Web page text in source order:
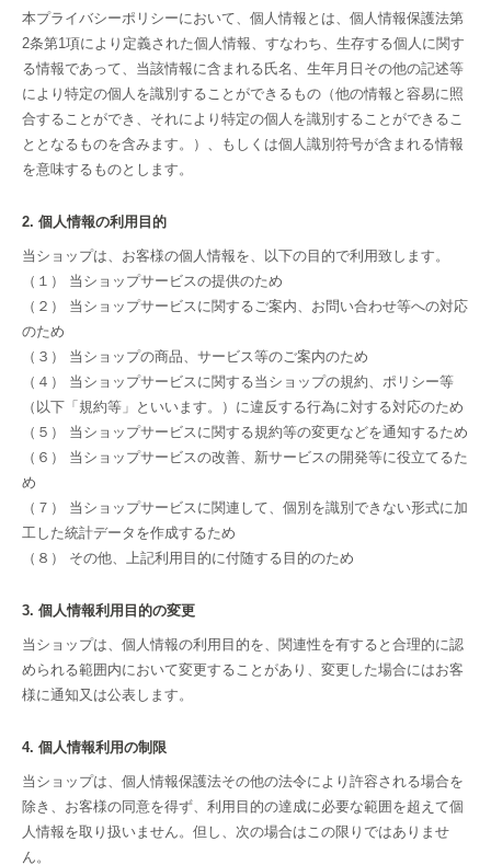
本プライバシーポリシーにおいて、個人情報とは、個人情報保護法第
2条第1項により定義された個人情報、すなわち、生存する個人に関す
る情報であって、当該情報に含まれる氏名、生年月日その他の記述等
により特定の個人を識別することができるもの（他の情報と容易に照
合することができ、それにより特定の個人を識別することができるこ
ととなるものを含みます。）、もしくは個人識別符号が含まれる情報
を意味するものとします。
2. 個人情報の利用目的
当ショップは、お客様の個人情報を、以下の目的で利用致します。
（１） 当ショップサービスの提供のため
（２） 当ショップサービスに関するご案内、お問い合わせ等への対応
のため
（３） 当ショップの商品、サービス等のご案内のため
（４） 当ショップサービスに関する当ショップの規約、ポリシー等
（以下「規約等」といいます。）に違反する行為に対する対応のため
（５） 当ショップサービスに関する規約等の変更などを通知するため
（６） 当ショップサービスの改善、新サービスの開発等に役立てるた
め
（７） 当ショップサービスに関連して、個別を識別できない形式に加
工した統計データを作成するため
（８） その他、上記利用目的に付随する目的のため
3. 個人情報利用目的の変更
当ショップは、個人情報の利用目的を、関連性を有すると合理的に認
められる範囲内において変更することがあり、変更した場合にはお客
様に通知又は公表します。
4. 個人情報利用の制限
当ショップは、個人情報保護法その他の法令により許容される場合を
除き、お客様の同意を得ず、利用目的の達成に必要な範囲を超えて個
人情報を取り扱いません。但し、次の場合はこの限りではありませ
ん。